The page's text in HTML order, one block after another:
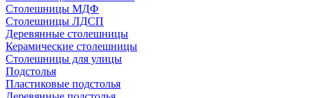
Столешницы МДФ
Столешницы ЛДСП
Деревянные столешницы
Керамические столешницы
Столешницы для улицы
Подстолья
Пластиковые подстолья